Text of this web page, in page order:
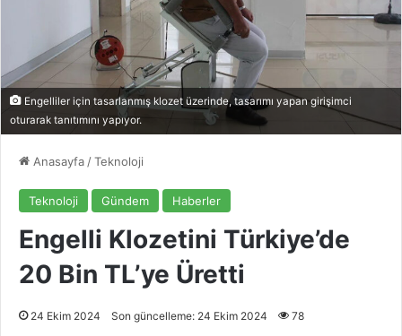
Engelliler için tasarlanmış klozet üzerinde, tasarımı yapan girişimci
oturarak tanıtımını yapıyor.
Anasayfa /Teknoloji
Teknoloji Gündem Haberler
Engelli Klozetini Türkiye’de
20 Bin TL’ye Üretti
24 Ekim 2024 Son güncelleme: 24 Ekim 2024 78